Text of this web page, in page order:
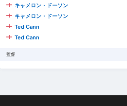
キャメロン・ドーソン
キャメロン・ドーソン
Ted Cann
Ted Cann
監督